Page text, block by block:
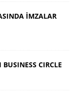
İMZALAR
CIRCLE